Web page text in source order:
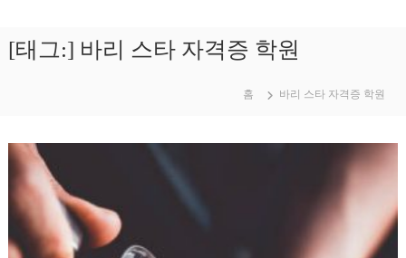
[태그:] 바리 스타 자격증 학원
홈 바리 스타 자격증 학원